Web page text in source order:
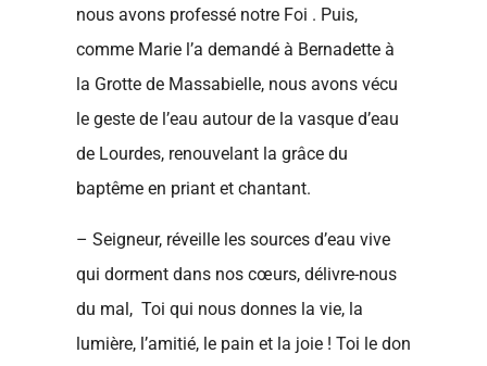
nous avons professé notre Foi . Puis,
comme Marie l’a demandé à Bernadette à
la Grotte de Massabielle, nous avons vécu
le geste de l’eau autour de la vasque d’eau
de Lourdes, renouvelant la grâce du
baptême en priant et chantant.
– Seigneur, réveille les sources d’eau vive
qui dorment dans nos cœurs, délivre-nous
du mal, Toi qui nous donnes la vie, la
lumière, l’amitié, le pain et la joie ! Toi le don